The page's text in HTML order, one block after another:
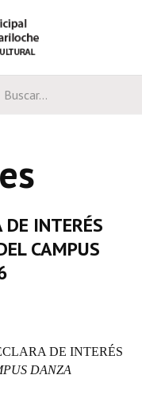
INTERÉS
CAMPUS
DE INTERÉS
DANZA